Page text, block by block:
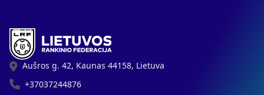
Aušros g. 42, Kaunas 44158, Lietuva
+37037244876